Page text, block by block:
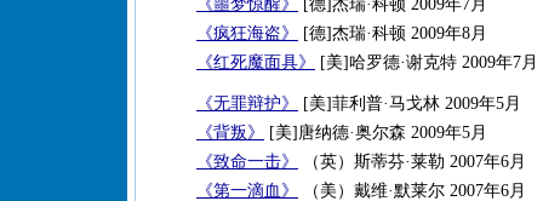
《噩梦惊醒》
[德]杰瑞·科顿 2009年7月
《疯狂海盗》
[德]杰瑞·科顿 2009年8月
《红死魔面具》
[美]哈罗德·谢克特 2009年7月
《无罪辩护》
[美]菲利普·马戈林 2009年5月
《背叛》
[美]唐纳德·奥尔森 2009年5月
《致命一击》
（英）斯蒂芬·莱勒 2007年6月
《第一滴血》
（美）戴维·默莱尔 2007年6月